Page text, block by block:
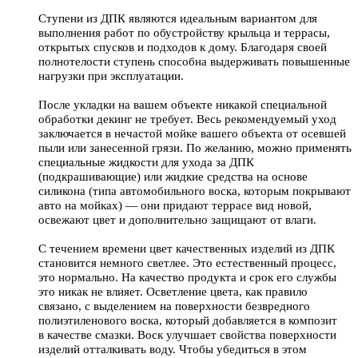
Ступени из ДПК являются идеальным вариантом для
выполнения работ по обустройству крыльца и террасы,
открытых спусков и подходов к дому. Благодаря своей
полнотелости ступень способна выдерживать повышенные
нагрузки при эксплуатации.
После укладки на вашем объекте никакой специальной
обработки декинг не требует. Весь рекомендуемый уход
заключается в нечастой мойке вашего объекта от осевшей
пыли или занесенной грязи. По желанию, можно применять
специальные жидкости для ухода за ДПК
(подкрашивающие) или жидкие средства на основе
силикона (типа автомобильного воска, которым покрывают
авто на мойках) — они придают террасе вид новой,
освежают цвет и дополнительно защищают от влаги.
С течением времени цвет качественных изделий из ДПК
становится немного светлее. Это естественный процесс,
это нормально. На качество продукта и срок его службы
это никак не влияет. Осветление цвета, как правило
связано, с выделением на поверхности безвредного
полиэтиленового воска, который добавляется в композит
в качестве смазки. Воск улучшает свойства поверхности
изделий отталкивать воду. Чтобы убедиться в этом